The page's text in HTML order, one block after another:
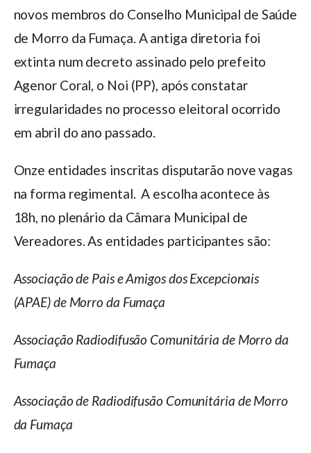
novos membros do Conselho Municipal de Saúde
de Morro da Fumaça. A antiga diretoria foi
extinta num decreto assinado pelo prefeito
Agenor Coral, o Noi (PP), após constatar
irregularidades no processo eleitoral ocorrido
em abril do ano passado.
Onze entidades inscritas disputarão nove vagas
na forma regimental. A escolha acontece às
18h, no plenário da Câmara Municipal de
Vereadores. As entidades participantes são:
Associação de Pais e Amigos dos Excepcionais
(APAE) de Morro da Fumaça
Associação Radiodifusão Comunitária de Morro da
Fumaça
Associação de Radiodifusão Comunitária de Morro
da Fumaça